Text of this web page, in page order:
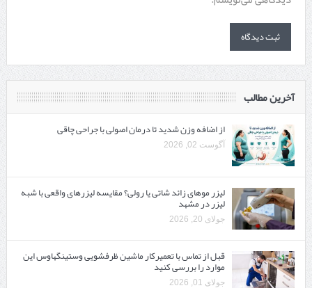
آخرین مطالب
از اضافه وزن شدید تا درمان اصولی با جراحی چاقی
آگوست 02, 2026
لیزر موهای زائد شاتی یا رولی؟ مقایسه لیزرهای واقعی با شبه‌
لیزر در مشهد
جولای 20, 2026
قبل از تماس با تعمیرکار ماشین ظرفشویی وستینگهاوس این
موارد را بررسی کنید
جولای 01, 2026